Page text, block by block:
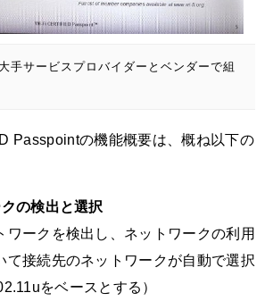
手サービスプロバイダーとベンダーで組
Passpointの機能概要は、概ね以下の
の検出と選択
ワークを検出し、ネットワークの利用
て接続先のネットワークが自動で選択
をベースとする）